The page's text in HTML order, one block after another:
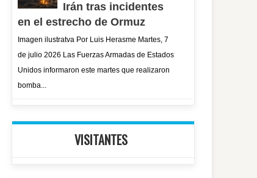
Irán tras incidentes
en el estrecho de Ormuz
Imagen ilustratva Por Luis Herasme Martes, 7
de julio 2026 Las Fuerzas Armadas de Estados
Unidos informaron este martes que realizaron
bomba...
VISITANTES